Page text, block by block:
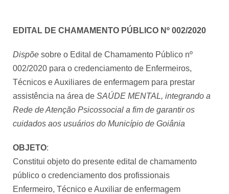
EDITAL DE CHAMAMENTO PÚBLICO Nº 002/2020
Dispõe sobre o Edital de Chamamento Público nº
002/2020 para o credenciamento de Enfermeiros,
Técnicos e Auxiliares de enfermagem para prestar
assistência na área de SAÚDE MENTAL, integrando a
Rede de Atenção Psicossocial a fim de garantir os
cuidados aos usuários do Município de Goiânia
OBJETO:
Constitui objeto do presente edital de chamamento
público o credenciamento dos profissionais
Enfermeiro, Técnico e Auxiliar de enfermagem